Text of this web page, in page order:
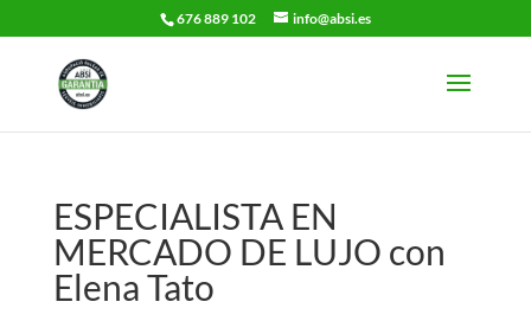
676 889 102 info@absi.es
ESPECIALISTA EN
MERCADO DE LUJO con
Elena Tato